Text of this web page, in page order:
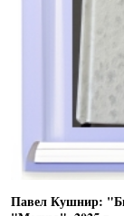
Павел Кушнир: